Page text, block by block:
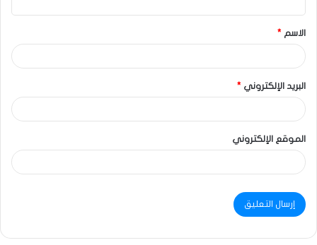
الاسم *
البريد الإلكتروني *
الموقع الإلكتروني